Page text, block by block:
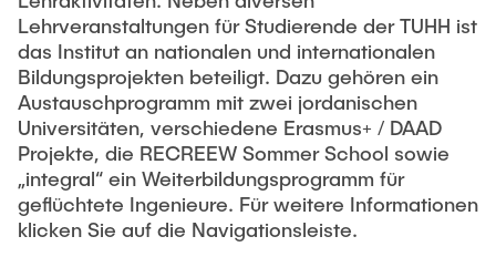
Technikum
Labor
Software
Publikationen
Studien und Forschungsberichte
LEHRE
Downloads (TUHH-Login)
Austausch Ägypten, Algerien und Jordanien
MITARBEITENDE
VERANSTALTUNGEN
Online Lecture: Green Hydrogen Supply Chains
and Hydrogen Derivatives
Webinar Series: Green Hydrogen (2024)
Webinar Series: Green Hydrogen (2023)
Webinar-Serie: Grüner Kohlenstoff
Lehrveranstaltungen für Studierende der TUHH ist
das Institut an nationalen und internationalen
Bildungsprojekten beteiligt. Dazu gehören ein
Austauschprogramm mit zwei jordanischen
Universitäten, verschiedene Erasmus+ / DAAD
Projekte, die RECREEW Sommer School sowie
„integral“ ein Weiterbildungsprogramm für
geflüchtete Ingenieure. Für weitere Informationen
klicken Sie auf die Navigationsleiste.